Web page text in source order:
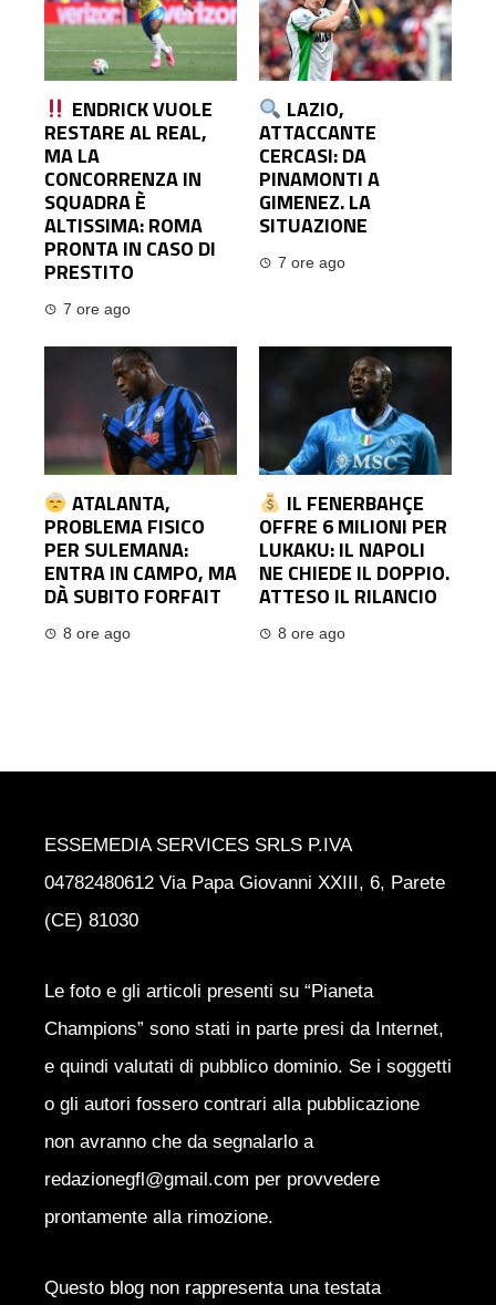
ENDRICK VUOLE
RESTARE AL REAL,
MA LA
CONCORRENZA IN
SQUADRA È
ALTISSIMA: ROMA
PRONTA IN CASO DI
PRESTITO
7 ore ago
LAZIO,
ATTACCANTE
CERCASI: DA
PINAMONTI A
GIMENEZ. LA
SITUAZIONE
7 ore ago
ATALANTA,
PROBLEMA FISICO
PER SULEMANA:
ENTRA IN CAMPO, MA
DÀ SUBITO FORFAIT
8 ore ago
IL FENERBAHÇE
OFFRE 6 MILIONI PER
LUKAKU: IL NAPOLI
NE CHIEDE IL DOPPIO.
ATTESO IL RILANCIO
8 ore ago
ESSEMEDIA SERVICES SRLS P.IVA
04782480612 Via Papa Giovanni XXIII, 6, Parete
(CE) 81030
Le foto e gli articoli presenti su “Pianeta
Champions” sono stati in parte presi da Internet,
e quindi valutati di pubblico dominio. Se i soggetti
o gli autori fossero contrari alla pubblicazione
non avranno che da segnalarlo a
redazionegfl@gmail.com per provvedere
prontamente alla rimozione.
Questo blog non rappresenta una testata